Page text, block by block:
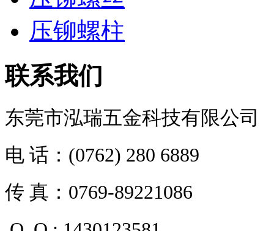
压铆螺柱
联系我们
东莞市泓瑞五金科技有限公司
电 话：(0762) 280 6889
传 真：0769-89221086